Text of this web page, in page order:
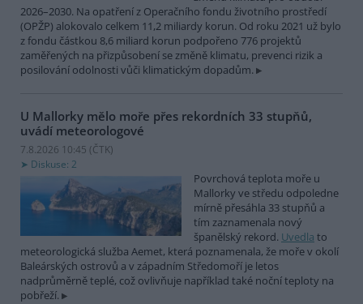
2026–2030. Na opatření z Operačního fondu životního prostředí
(OPŽP) alokovalo celkem 11,2 miliardy korun. Od roku 2021 už bylo
z fondu částkou 8,6 miliard korun podpořeno 776 projektů
zaměřených na přizpůsobení se změně klimatu, prevenci rizik a
posilování odolnosti vůči klimatickým dopadům.
U Mallorky mělo moře přes rekordních 33 stupňů,
uvádí meteorologové
7.8.2026 10:45 (ČTK)
Diskuse: 2
Povrchová teplota moře u
Mallorky ve středu odpoledne
mírně přesáhla 33 stupňů a
tím zaznamenala nový
španělský rekord. Uvedla to
meteorologická služba Aemet, která poznamenala, že moře v okolí
Baleárských ostrovů a v západním Středomoří je letos
nadprůměrně teplé, což ovlivňuje například také noční teploty na
pobřeží.